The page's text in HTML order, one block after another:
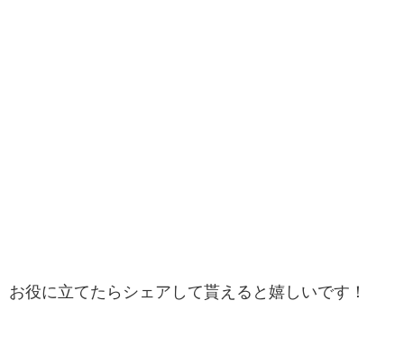
お役に立てたらシェアして貰えると嬉しいです！